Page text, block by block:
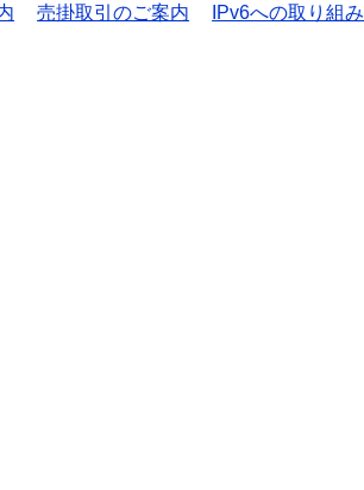
売掛取引のご案内
IPv6への取り組み